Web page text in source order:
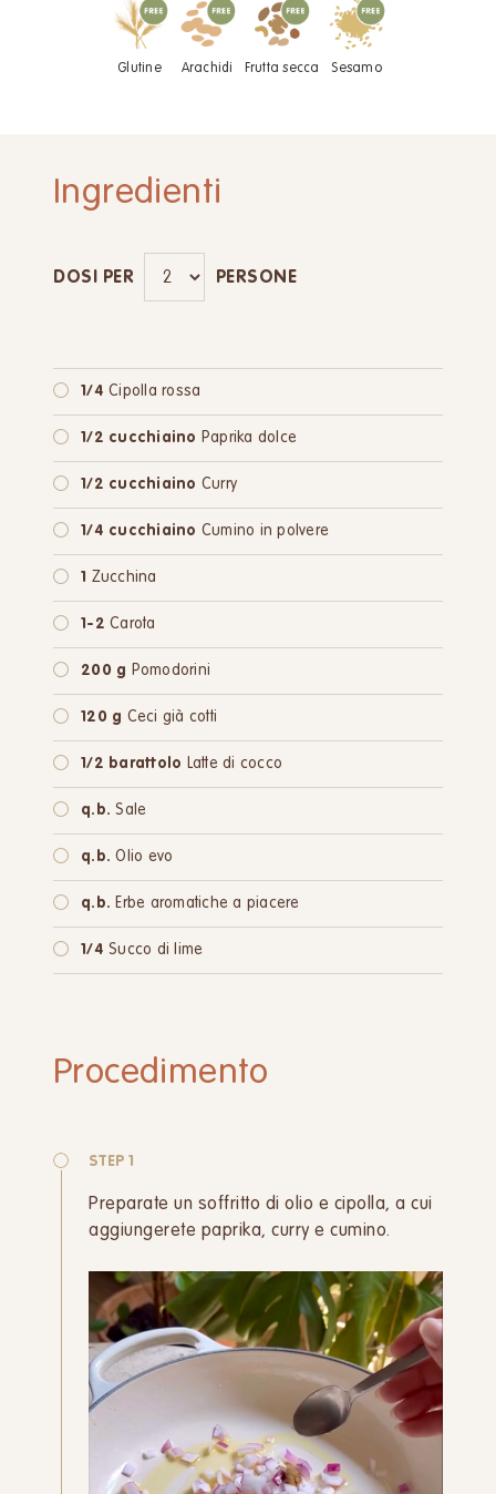
Glutine Arachidi Frutta secca Sesamo
Ingredienti
DOSI PER PERSONE
1/4 Cipolla rossa
1/2 cucchiaino Paprika dolce
1/2 cucchiaino Curry
1/4 cucchiaino Cumino in polvere
1 Zucchina
1-2 Carota
200 g Pomodorini
120 g Ceci già cotti
1/2 barattolo Latte di cocco
q.b. Sale
q.b. Olio evo
q.b. Erbe aromatiche a piacere
1/4 Succo di lime
Procedimento
STEP 1
Preparate un soffritto di olio e cipolla, a cui
aggiungerete paprika, curry e cumino.